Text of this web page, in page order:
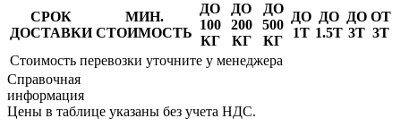
СРОК
ДОСТАВКИ
МИН.
СТОИМОСТЬ
ДО
100
КГ
ДО
200
КГ
ДО
500
КГ
ДО
1Т
ДО
1.5Т
ДО
3Т
ОТ
3Т
Стоимость перевозки уточните у менеджера
Справочная
информация
Цены в таблице указаны без учета НДС.